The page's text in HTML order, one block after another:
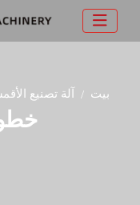
بيت آلة تصنيع